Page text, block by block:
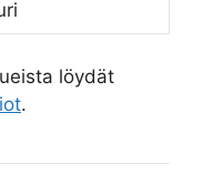
löydät
.